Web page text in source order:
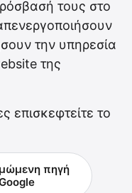
τους στο
την υπηρεσία
της
επισκεφτείτε το
πηγή